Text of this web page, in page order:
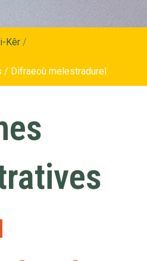
Kêr /
/ Difraeoù melestradurel